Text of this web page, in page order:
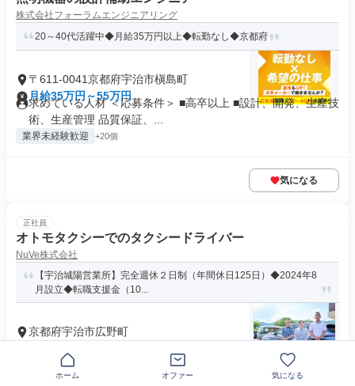
株式会社フォーラムエンジニアリング
20～40代活躍中◆月給35万円以上◆転勤なし◆京都府
〒611-0041京都府宇治市槇島町
月給35万円～55万円
求めている人材 ＜応募条件＞ ■高卒以上 ■設計、開発、生産技
術、生産管理 品質保証、...
業界未経験歓迎 +20個
気になる
正社員
オトモタクシーでのタクシードライバー
NuVe株式会社
【宇治城陽営業所】完全週休２日制（年間休日125日）◆2024年8
月設立◆転職支援金（10...
京都府宇治市広野町
資格・経験 普通自動車運転免許（ＡＴ限定可） ※二種運転免
許取得のための自動車学校の入...
ホーム オファー 気になる